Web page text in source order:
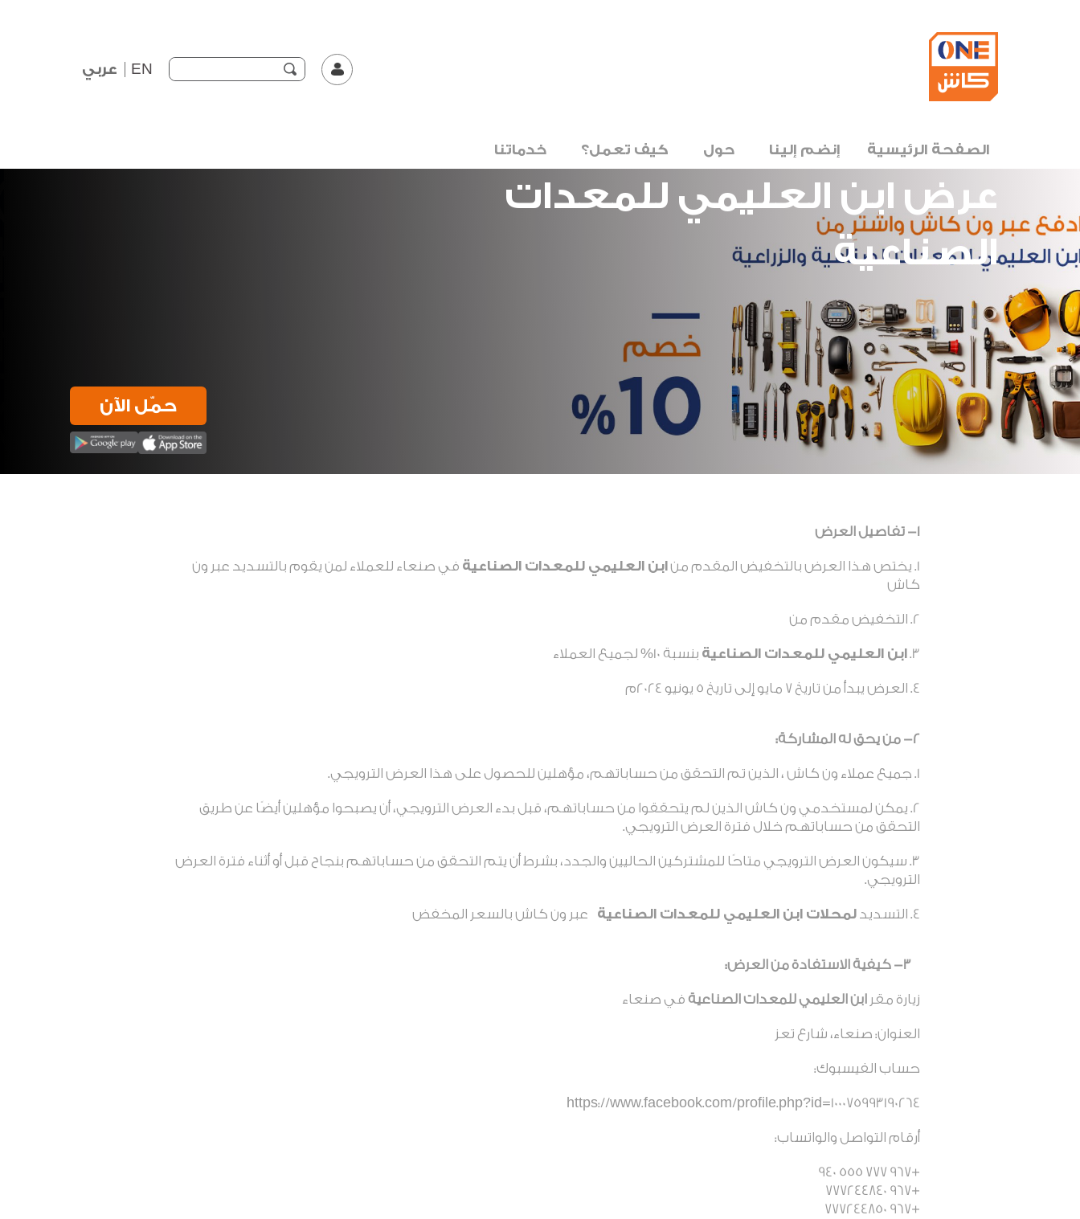
EN عربي
الصفحة الرئيسية إنضم إلينا حول كيف تعمل؟ خدماتنا
عرض ابن العليمي للمعدات
الصناعية
حمّل الآن
1- تفاصيل العرض
يختص هذا العرض بالتخفيض المقدم منابن العليمي للمعدات الصناعية في صنعاء للعملاء لمن يقوم بالتسديد عبر ون
كاش
التخفيض مقدم من
ابن العليمي للمعدات الصناعية بنسبة 10% لجميع العملاء
العرض يبدأ من تاريخ 7 مايو إلى تاريخ 5 يونيو 2024م
2- من يحق له المشاركة :
جميع عملاء ون كاش ، الذين تم التحقق من حساباتهم، مؤهلين للحصول على هذا العرض الترويجي.
يمكن لمستخدمي ون كاش الذين لم يتحققوا من حساباتهم، قبل بدء العرض الترويجي، أن يصبحوا مؤهلين أيضًا عن طريق
التحقق من حساباتهم خلال فترة العرض الترويجي.
سيكون العرض الترويجي متاحًا للمشتركين الحاليين والجدد، بشرط أن يتم التحقق من حساباتهم بنجاح قبل أو أثناء فترة العرض
الترويجي.
التسديدلمحلاتابن العليمي للمعدات الصناعية عبر ون كاش بالسعر المخفض
3- كيفية الاستفادة من العرض:
زيارة مقر ابن العليمي للمعدات الصناعية في صنعاء
العنوان: صنعاء، شارع تعز
حساب الفيسبوك:
https://www.facebook.com/profile.php?id=100075993190264
أرقام التواصل والواتساب:
+967 777 555 940
+967 777244840
+967 777244850